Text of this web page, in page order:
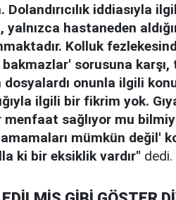
iddiasıyla
hastaneden
Kolluk
sorusuna
dosyalardı onunla ilgili
ilgili bir fikrim yok.
menfaat sağlıyor mu
mümkün değil'
ki bir eksiklik vardır" dedi.